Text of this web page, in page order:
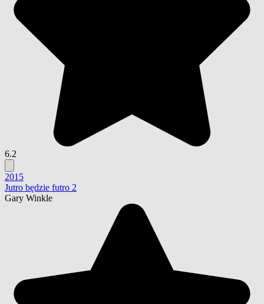
6.2
2015
Jutro będzie futro 2
Gary Winkle